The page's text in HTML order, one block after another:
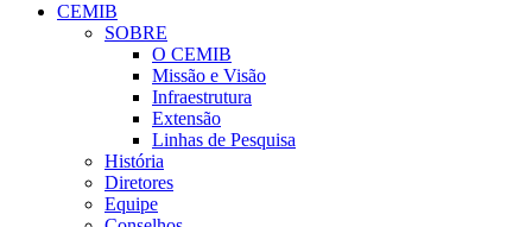
CEMIB
SOBRE
O CEMIB
Missão e Visão
Infraestrutura
Extensão
Linhas de Pesquisa
História
Diretores
Equipe